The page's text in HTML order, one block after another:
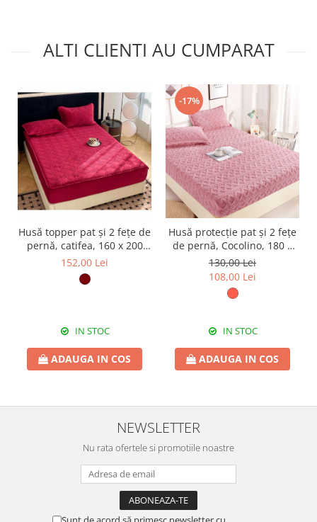
ALTI CLIENTI AU CUMPARAT
Husă topper pat și 2 fețe de
pernă, catifea, 160 x 200
cm, 3 piese, HPP77
152,00 Lei
IN STOC
ADAUGA IN COS
-17%
Husă protecție pat și 2 fețe
de pernă, Cocolino, 180 x
200 cm, 3 piese, HPP61
130,00 Lei
108,00 Lei
IN STOC
ADAUGA IN COS
NEWSLETTER
Nu rata ofertele si promotiile noastre